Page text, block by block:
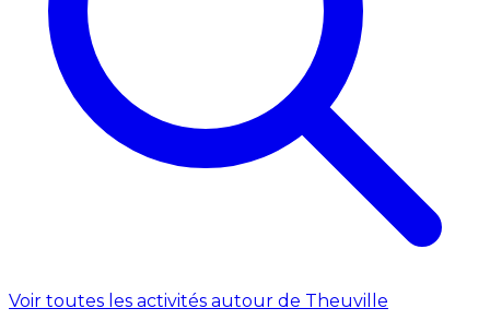
Voir toutes les activités autour de Theuville